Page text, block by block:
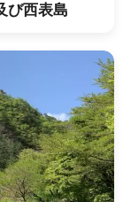
び西表島